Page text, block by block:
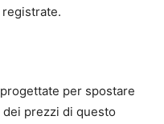
per spostare
dei prezzi di questo